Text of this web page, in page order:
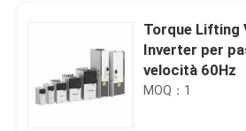
Torque Lifting
Inverter per
velocità 60Hz
MOQ：1